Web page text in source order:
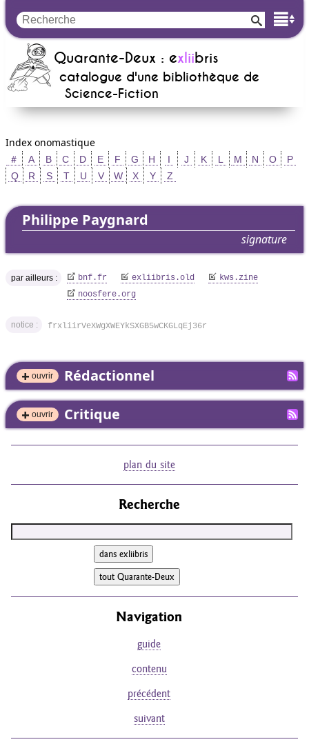
Quarante-Deux : exliibris
catalogue d'une bibliothèque de
Science-Fiction
Index onomastique
＃ A B C D E F G H I J K L M N O
P
Q
R S T U V W X Y Z
Philippe Paygnard
signature
par ailleurs : bnf.fr exliibris.old
kws.zine
noosfere.org
notice : frxliirVeXWgXWEYkSXGB5wCKGLqEj36r
ouvrir Rédactionnel
ouvrir Critique
plan du site
Recherche
Navigation
guide
contenu
précédent
suivant